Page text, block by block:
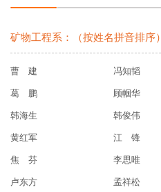
矿物工程系：（按姓名拼音排序）
曹 建 冯知韬
葛 鹏 顾帼华
韩海生 韩俊伟
黄红军 江 锋
焦 芬 李思唯
卢东方 孟祥松